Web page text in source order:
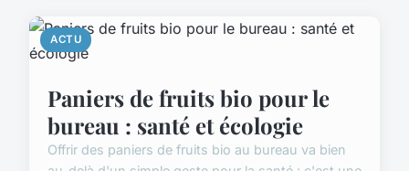
ACTU
Paniers de fruits bio pour le
bureau : santé et écologie
Offrir des paniers de fruits bio au bureau va bien